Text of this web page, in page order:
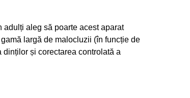
adulți aleg să poarte acest aparat
largă de malocluzii (în funcție de
și corectarea controlată a